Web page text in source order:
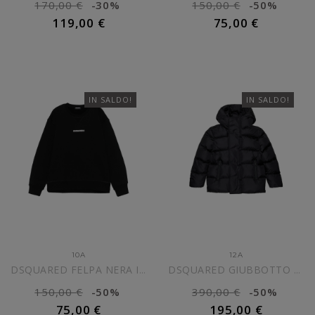
170,00 € -30%
119,00 €
AGGIUNGI AL CARRELLO
150,00 € -50%
75,00 €
AGGIUNGI AL CARRELLO
IN SALDO!
10A
DSQUARED FELPA NERA IN...
150,00 € -50%
75,00 €
AGGIUNGI AL CARRELLO
IN SALDO!
12A
DSQUARED GIUBBOTTO NERO...
390,00 € -50%
195,00 €
AGGIUNGI AL CARRELLO